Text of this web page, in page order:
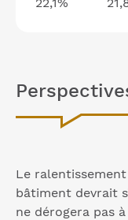
Le
bâtiment devrait
ne dérogera pas